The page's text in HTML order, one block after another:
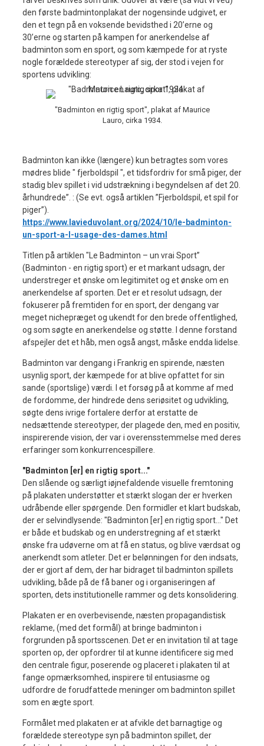
den første badmintonplakat der nogensinde udgivet, er
den et tegn på en voksende bevidsthed i 20’erne og
30’erne og starten på kampen for anerkendelse af
badminton som en sport, og som kæmpede for at ryste
nogle forældede stereotyper af sig, der stod i vejen for
sportens udvikling:
"Badminton en rigtig sport", plakat af Maurice
Lauro, cirka 1934.
Badminton kan ikke (længere) kun betragtes som vores
mødres blide " fjerboldspil ", et tidsfordriv for små piger, der
stadig blev spillet i vid udstrækning i begyndelsen af ​​det 20.
århundrede”. : (Se evt. også artiklen ”Fjerboldspil, et spil for
piger”).
https://www.lavieduvolant.org/2024/10/le-badminton-
un-sport-a-l-usage-des-dames.html
Titlen på artiklen "Le Badminton – un vrai Sport”
(Badminton - en rigtig sport) er et markant udsagn, der
understreger et ønske om legitimitet og et ønske om en
anerkendelse af sporten. Det er et resolut udsagn, der
fokuserer på fremtiden for en sport, der dengang var
meget nichepræget og ukendt for den brede offentlighed,
og som søgte en anerkendelse og støtte. I denne forstand
afspejler det et håb, men også angst, måske endda lidelse.
Badminton var dengang i Frankrig en spirende, næsten
usynlig sport, der kæmpede for at blive opfattet for sin
sande (sportslige) værdi. I et forsøg på at komme af med
de fordomme, der hindrede dens seriøsitet og udvikling,
søgte dens ivrige fortalere derfor at erstatte de
nedsættende stereotyper, der plagede den, med en positiv,
inspirerende vision, der var i overensstemmelse med deres
erfaringer som konkurrencespillere.
"Badminton [er] en rigtig sport..."
Den slående og særligt iøjnefaldende visuelle fremtoning
på plakaten understøtter et stærkt slogan der er hverken
udråbende eller spørgende. Den formidler et klart budskab,
der er selvindlysende: "Badminton [er] en rigtig sport..." Det
er både et budskab og en understregning af et stærkt
ønske fra udøverne om at få en status, og blive værdsat og
anerkendt som atleter. Det er belønningen for den indsats,
der er gjort af dem, der har bidraget til badminton spillets
udvikling, både på de få baner og i organiseringen af ​​
sporten, dets institutionelle rammer og dets konsolidering.
Plakaten er en overbevisende, næsten propagandistisk
reklame, (med det formål) at bringe badminton i
forgrunden på sportsscenen. Det er en invitation til at tage
sporten op, der opfordrer til at kunne identificere sig med
den centrale figur, poserende og placeret i plakaten til at
fange opmærksomhed, inspirere til entusiasme og
udfordre de forudfattede meninger om badminton spillet
som en ægte sport.
Formålet med plakaten er at afvikle det barnagtige og
forældede stereotype syn på badminton spillet, der